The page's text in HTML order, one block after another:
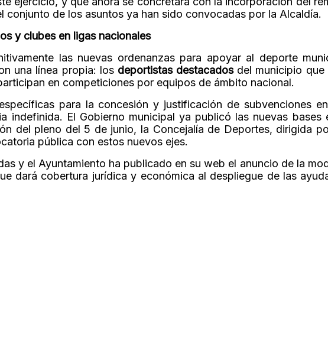
conjunto de los asuntos ya han sido convocadas por la Alcaldía.
y clubes en ligas nacionales
las nuevas ordenanzas para apoyar al deporte
una línea propia: los deportistas destacadosdel municipio que
en competiciones por equipos de ámbito nacional.
para la concesión y justificación de subvenciones
indefinida. El Gobierno municipal ya publicó las nuevas bases
del pleno del 5 de junio, la Concejalía de Deportes, dirigida
pública con estos nuevos ejes.
y el Ayuntamiento ha publicado en su web el anuncio de la
dará cobertura jurídica y económica al despliegue de las